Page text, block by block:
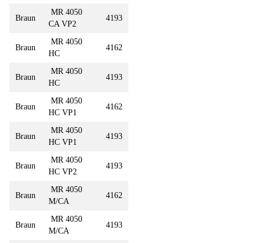
Braun
MR 4050
CA VP2
4193
Braun
MR 4050
HC
4162
Braun
MR 4050
HC
4193
Braun
MR 4050
HC VP1
4162
Braun
MR 4050
HC VP1
4193
Braun
MR 4050
HC VP2
4193
Braun
MR 4050
M/CA
4162
Braun
MR 4050
M/CA
4193